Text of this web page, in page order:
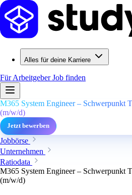
Alles für deine Karriere
Für ArbeitgeberJob finden
M365 System Engineer – Schwerpunkt
(m/w/d)
Jetzt bewerben
Jobbörse
Unternehmen
Ratiodata
M365 System Engineer – Schwerpunkt
(m/w/d)